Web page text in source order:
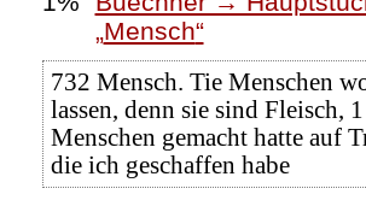
Mensch
732 Mensch. Tie Menschen
lassen, denn sie sind Fleisch,
Menschen gemacht hatte auf
die ich geschaffen habe